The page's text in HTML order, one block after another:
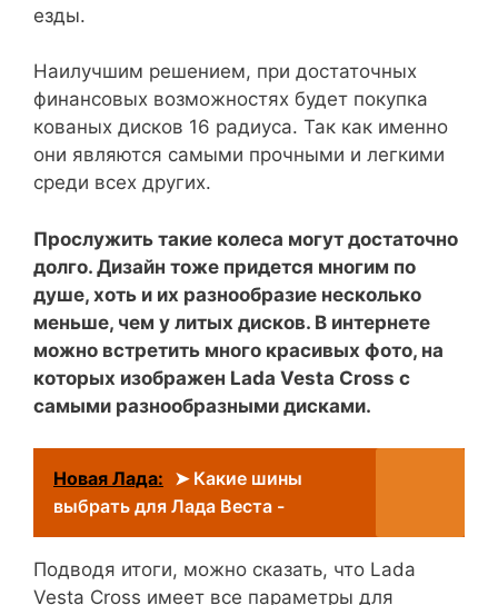
езды.
Наилучшим решением, при достаточных
финансовых возможностях будет покупка
кованых дисков 16 радиуса. Так как именно
они являются самыми прочными и легкими
среди всех других.
Прослужить такие колеса могут достаточно
долго. Дизайн тоже придется многим по
душе, хоть и их разнообразие несколько
меньше, чем у литых дисков. В интернете
можно встретить много красивых фото, на
которых изображен Lada Vesta Cross с
самыми разнообразными дисками.
Новая Лада: ➤ Какие шины
выбрать для Лада Веста -
Подводя итоги, можно сказать, что Lada
Vesta Cross имеет все параметры для